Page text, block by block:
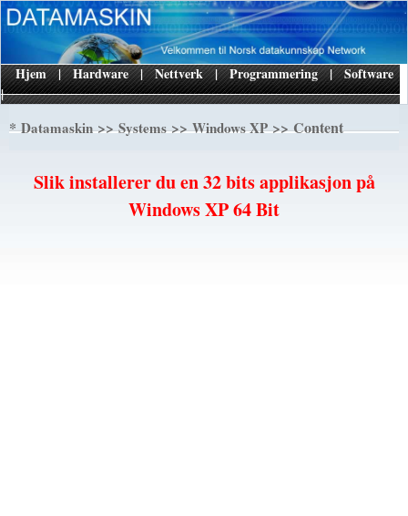
|
Hjem | Hardware | Nettverk | Programmering | Software
*Datamaskin>>Systems>>Windows XP>> Content
Slik installerer du en 32 bits applikasjon på
Windows XP 64 Bit